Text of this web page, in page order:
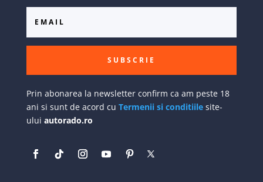
SUBSCRIE
Prin abonarea la newsletter confirm ca am peste 18
ani si sunt de acord cu Termenii si conditiilesite-
ului autorado.ro